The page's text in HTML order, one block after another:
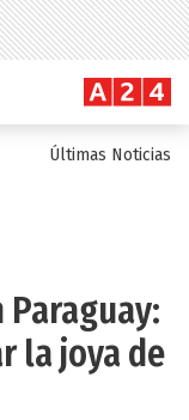
Últimas Noticias
la joya de